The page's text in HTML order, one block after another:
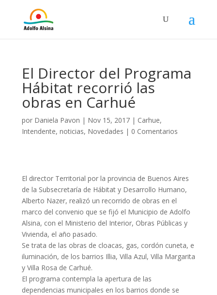
El Director del Programa
Hábitat recorrió las
obras en Carhué
por Daniela Pavon | Nov 15, 2017| Carhue,
Intendente, noticias, Novedades | 0 Comentarios
El director Territorial por la provincia de Buenos Aires
de la Subsecretaría de Hábitat y Desarrollo Humano,
Alberto Nazer, realizó un recorrido de obras en el
marco del convenio que se fijó el Municipio de Adolfo
Alsina, con el Ministerio del Interior, Obras Públicas y
Vivienda, el año pasado.
Se trata de las obras de cloacas, gas, cordón cuneta, e
iluminación, de los barrios Illia, Villa Azul, Villa Margarita
y Villa Rosa de Carhué.
El programa contempla la apertura de las
dependencias municipales en los barrios donde se